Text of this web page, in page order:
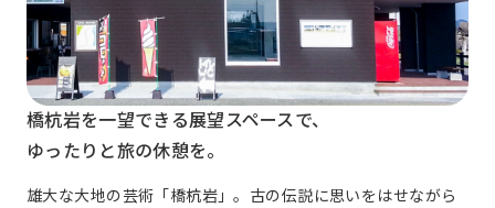
橋杭岩を一望できる展望スペースで、
ゆったりと旅の休憩を。
雄大な大地の芸術「橋杭岩」。古の伝説に思いをはせながら